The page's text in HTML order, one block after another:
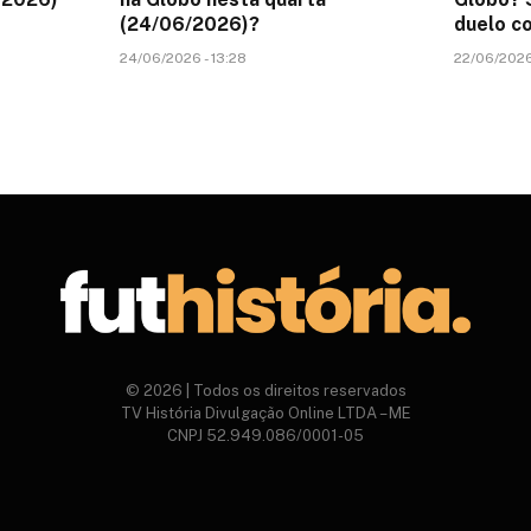
(24/06/2026)?
24/06/2026 - 13:28
duelo
22/06/2026
© 2026 | Todos os direitos reservados
TV História Divulgação Online LTDA – ME
CNPJ 52.949.086/0001-05